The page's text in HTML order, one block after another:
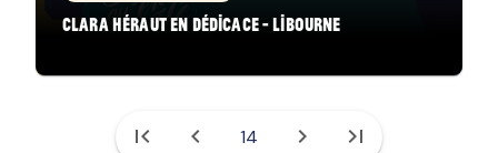
Clara Héraut en dédicace - Libourne
first_page chevron_left 14 chevron_right last_page